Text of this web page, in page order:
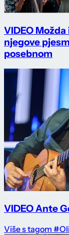
VIDEO
njegove
posebnom
VIDEO Ante
Više s tagom